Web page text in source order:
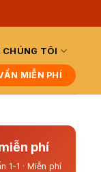
CHÚNG TÔI
MIỄN PHÍ
phí
1-1 · Miễn phí